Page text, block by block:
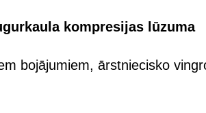
kompresijas lūzuma
bojājumiem, ārstniecisko